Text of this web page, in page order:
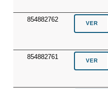
854882762
854882761